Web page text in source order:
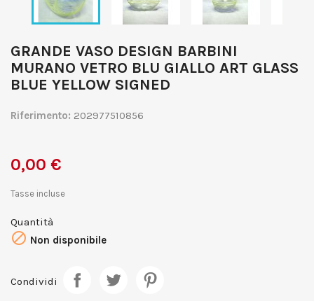
GRANDE VASO DESIGN BARBINI
MURANO VETRO BLU GIALLO ART GLASS
BLUE YELLOW SIGNED
Riferimento: 202977510856
0,00 €
Tasse incluse
Quantità
 Non disponibile
Condividi